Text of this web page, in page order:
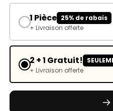
1 Pièce 25% de rabais
+ Livraison offerte
2 + 1 Gratuit!
+ Livraison offerte